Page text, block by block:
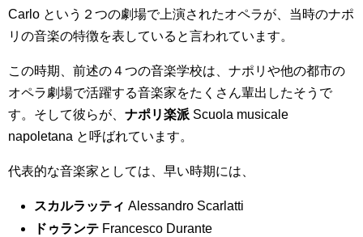
Carlo という２つの劇場で上演されたオペラが、当時のナポ
リの音楽の特徴を表していると言われています。
この時期、前述の４つの音楽学校は、ナポリや他の都市の
オペラ劇場で活躍する音楽家をたくさん輩出したそうで
す。そして彼らが、 ナポリ楽派 Scuola musicale
napoletana と呼ばれています。
代表的な音楽家としては、早い時期には、
スカルラッティ Alessandro Scarlatti
ドゥランテ Francesco Durante